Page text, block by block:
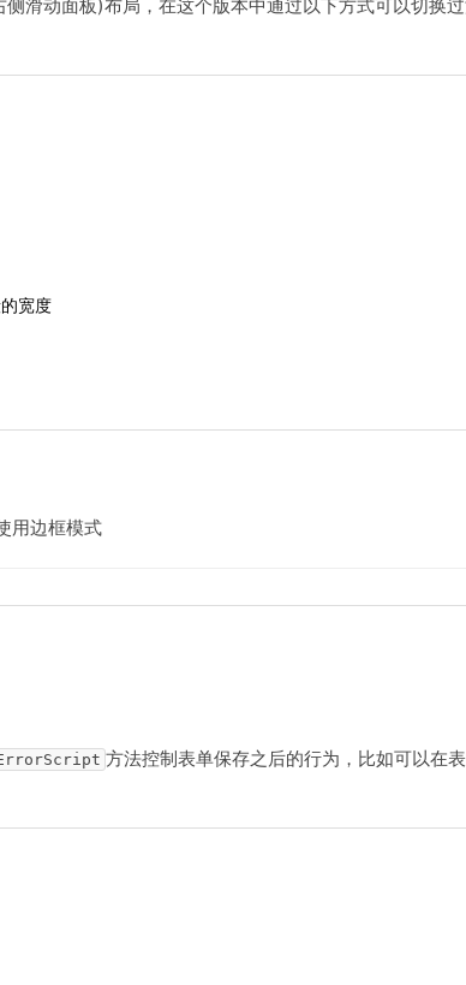
侧滑动面板)布局，在这个版本中通过以下方式可以切换
宽度
用边框模式
方法控制表单保存之后的行为，比如可以在